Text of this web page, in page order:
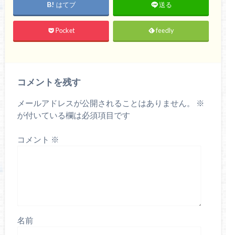
はてブ 送る
Pocket feedly
コメントを残す
メールアドレスが公開されることはありません。
※
が付いている欄は必須項目です
コメント ※
名前